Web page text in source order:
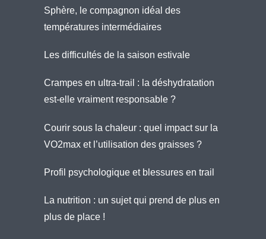
Sphère, le compagnon idéal des
températures intermédiaires
Les difficultés de la saison estivale
Crampes en ultra-trail : la déshydratation
est-elle vraiment responsable ?
Courir sous la chaleur : quel impact sur la
VO2max et l’utilisation des graisses ?
Profil psychologique et blessures en trail
La nutrition : un sujet qui prend de plus en
plus de place !